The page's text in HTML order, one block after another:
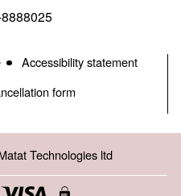
Accessibility statement
form
Technologies ltd